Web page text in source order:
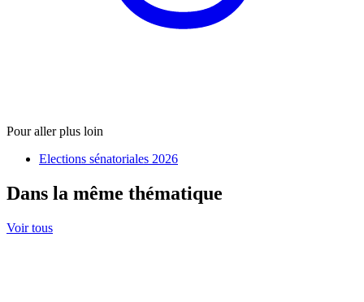
Pour aller plus loin
Elections sénatoriales 2026
Dans la même thématique
Voir tous